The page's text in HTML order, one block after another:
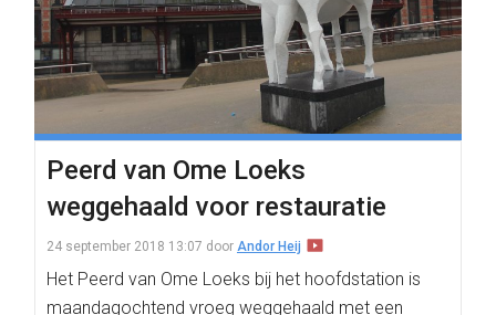
Peerd van Ome Loeks
weggehaald voor restauratie
24 september 2018 13:07 door Andor Heij
Het Peerd van Ome Loeks bij het hoofdstation is
maandagochtend vroeg weggehaald met een